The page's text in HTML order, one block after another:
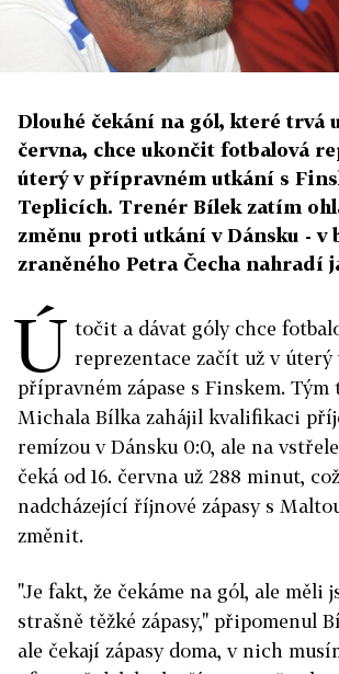
Dlouhé čekání na gól, které trvá
června, chce ukončit fotbalová
úterý v přípravném utkání s
Teplicích. Trenér Bílek zatím
změnu proti utkání v Dánsku - v
zraněného Petra Čecha nahradí
Ú točit a dávat góly chce
reprezentace začít už v
přípravném zápase s Finskem. Tým
Michala Bílka zahájil kvalifikaci
remízou v Dánsku 0:0, ale na
čeká od 16. června už 288 minut,
nadcházející říjnové zápasy s
změnit.
"Je fakt, že čekáme na gól, ale měli
strašně těžké zápasy," připomenul
ale čekají zápasy doma, v nich